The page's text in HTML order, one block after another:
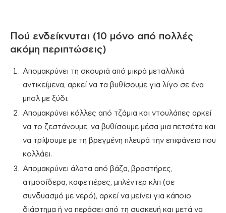
Πού ενδείκνυται (10 μόνο από πολλές
ακόμη περιπτώσεις)
Απομακρύνει τη σκουριά από μικρά μεταλλικά
αντικείμενα, αρκεί να τα βυθίσουμε για λίγο σε ένα
μπολ με ξύδι.
Απομακρύνει κόλλες από τζάμια και ντουλάπες αρκεί
να το ζεστάνουμε, να βυθίσουμε μέσα μια πετσέτα και
να τρίψουμε με τη βρεγμένη πλευρά την επιφάνεια που
κολλάει.
Απομακρύνει άλατα από βάζα, βραστήρες,
ατμοσίδερα, καφετιέρες, μπλέντερ κλπ (σε
συνδυασμό με νερό), αρκεί να μείνει για κάποιο
διάστημα ή να περάσει από τη συσκευή και μετά να